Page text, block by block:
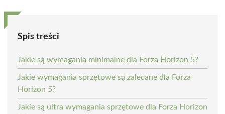
Spis treści
Jakie są wymagania minimalne dla Forza Horizon 5?
Jakie wymagania sprzętowe są zalecane dla Forza
Horizon 5?
Jakie są ultra wymagania sprzętowe dla Forza Horizon